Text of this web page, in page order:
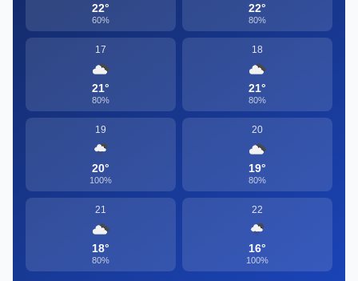
22°
60%
22°
80%
17
21°
80%
18
21°
80%
19
20°
100%
20
19°
80%
21
18°
80%
22
16°
100%